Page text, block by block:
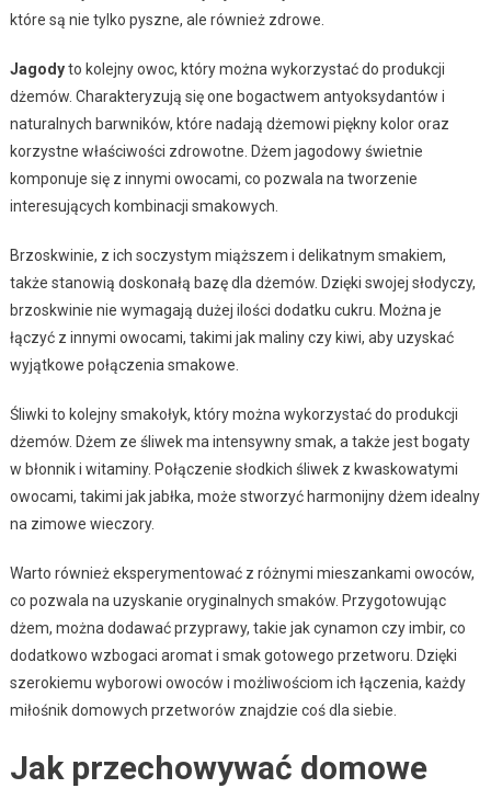
które są nie tylko pyszne, ale również zdrowe.
Jagodyto kolejny owoc, który można wykorzystać do produkcji
dżemów. Charakteryzują się one bogactwem antyoksydantów i
naturalnych barwników, które nadają dżemowi piękny kolor oraz
korzystne właściwości zdrowotne. Dżem jagodowy świetnie
komponuje się z innymi owocami, co pozwala na tworzenie
interesujących kombinacji smakowych.
Brzoskwinie, z ich soczystym miąższem i delikatnym smakiem,
także stanowią doskonałą bazę dla dżemów. Dzięki swojej słodyczy,
brzoskwinie nie wymagają dużej ilości dodatku cukru. Można je
łączyć z innymi owocami, takimi jak maliny czy kiwi, aby uzyskać
wyjątkowe połączenia smakowe.
Śliwki to kolejny smakołyk, który można wykorzystać do produkcji
dżemów. Dżem ze śliwek ma intensywny smak, a także jest bogaty
w błonnik i witaminy. Połączenie słodkich śliwek z kwaskowatymi
owocami, takimi jak jabłka, może stworzyć harmonijny dżem idealny
na zimowe wieczory.
Warto również eksperymentować z różnymi mieszankami owoców,
co pozwala na uzyskanie oryginalnych smaków. Przygotowując
dżem, można dodawać przyprawy, takie jak cynamon czy imbir, co
dodatkowo wzbogaci aromat i smak gotowego przetworu. Dzięki
szerokiemu wyborowi owoców i możliwościom ich łączenia, każdy
miłośnik domowych przetworów znajdzie coś dla siebie.
Jak przechowywać domowe